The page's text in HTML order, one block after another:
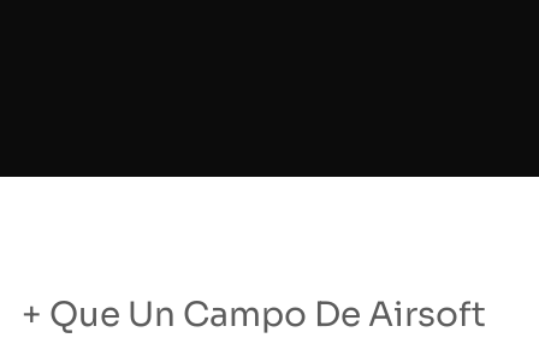
+ Que Un Campo De Airsoft